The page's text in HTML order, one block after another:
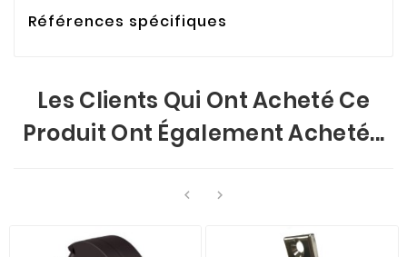
Références spécifiques
Les Clients Qui Ont Acheté Ce
Produit Ont Également Acheté...
 